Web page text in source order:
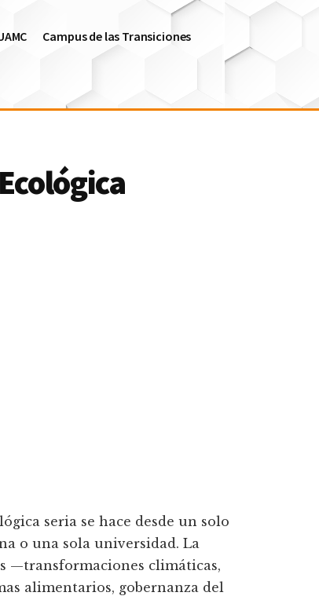
Campus de las Transiciones
seria se hace desde un solo
o una sola universidad. La
—transformaciones climáticas,
alimentarios, gobernanza del